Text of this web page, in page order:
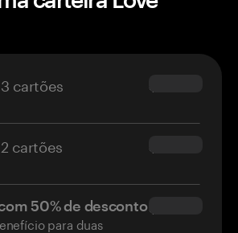
cartões $69.90
cartões $54.90
50% de desconto
para duas
$34.95